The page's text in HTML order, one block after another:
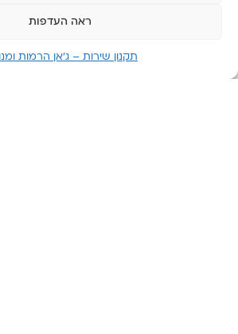
ראה העדפות
תקנון שירות – ג’אן הרמות